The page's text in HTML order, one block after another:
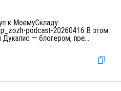
к МоемуСкладу:
podcast-20260416 В этом
Дукалис — блогером, пре...